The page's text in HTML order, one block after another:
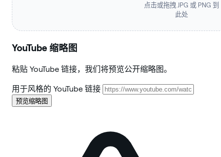
点击或拖拽 JPG 或 PNG 到
此处
YouTube 缩略图
粘贴 YouTube 链接，我们将预览公开缩略图。
用于风格的 YouTube 链接
预览缩略图